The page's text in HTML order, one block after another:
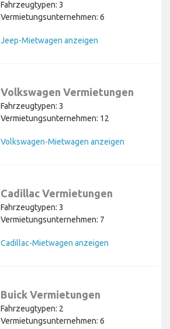
Fahrzeugtypen: 3
Vermietungsunternehmen: 6
Jeep-Mietwagen anzeigen
Volkswagen Vermietungen
Fahrzeugtypen: 3
Vermietungsunternehmen: 12
Volkswagen-Mietwagen anzeigen
Cadillac Vermietungen
Fahrzeugtypen: 3
Vermietungsunternehmen: 7
Cadillac-Mietwagen anzeigen
Buick Vermietungen
Fahrzeugtypen: 2
Vermietungsunternehmen: 6